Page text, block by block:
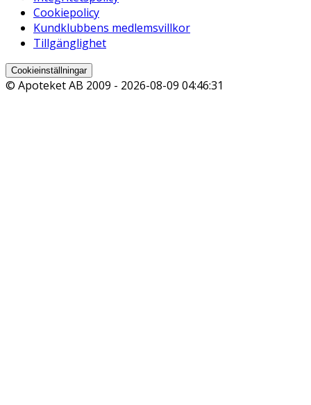
Cookiepolicy
Kundklubbens medlemsvillkor
Tillgänglighet
Cookieinställningar
© Apoteket AB 2009 - 2026-08-09 04:46:31